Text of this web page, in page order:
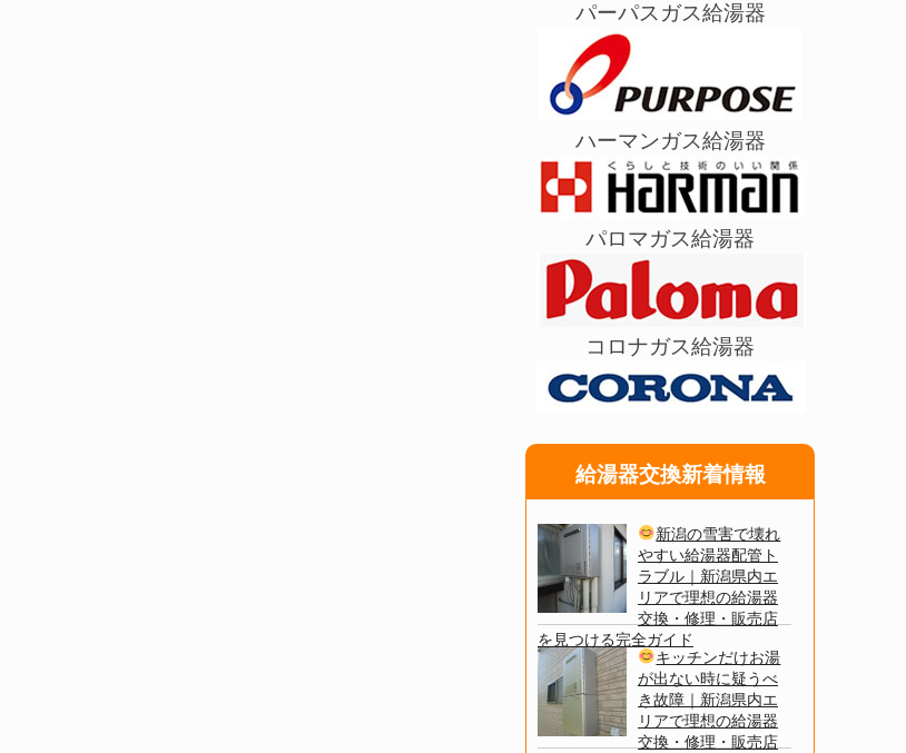
パーパスガス給湯器
ハーマンガス給湯器
パロマガス給湯器
コロナガス給湯器
給湯器交換新着情報
新潟の雪害で壊れ
やすい給湯器配管ト
ラブル｜新潟県内エ
リアで理想の給湯器
交換・修理・販売店
を見つける完全ガイド
キッチンだけお湯
が出ない時に疑うべ
き故障｜新潟県内エ
リアで理想の給湯器
交換・修理・販売店